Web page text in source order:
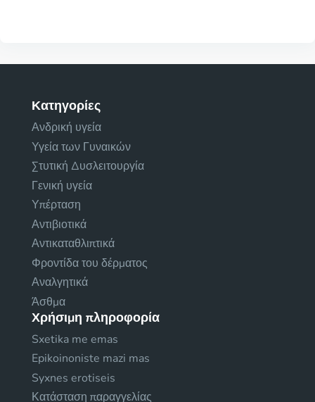
Κατηγορίες
Ανδρική υγεία
Υγεία των Γυναικών
Στυτική Δυσλειτουργία
Γενική υγεία
Υπέρταση
Αντιβιοτικά
Αντικαταθλιπτικά
Φροντίδα του δέρματος
Αναλγητικά
Άσθμα
Χρήσιμη πληροφορία
Sxetika me emas
Epikoinoniste mazi mas
Syxnes erotiseis
Κατάσταση παραγγελίας